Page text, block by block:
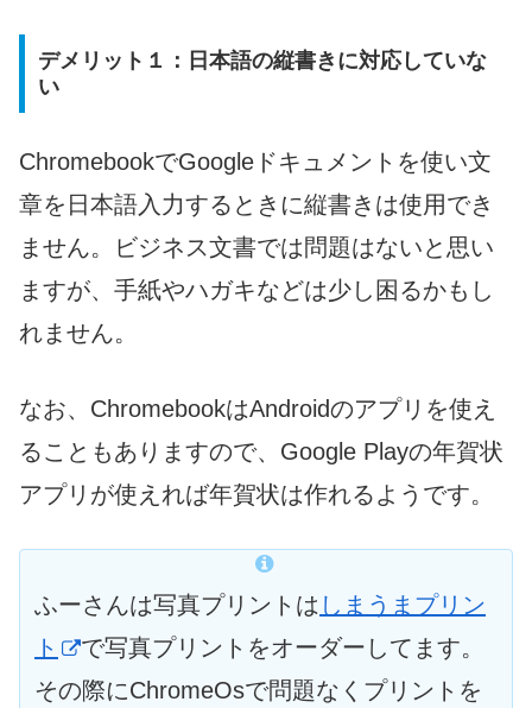
デメリット１：日本語の縦書きに対応していな
い
ChromebookでGoogleドキュメントを使い文
章を日本語入力するときに縦書きは使用でき
ません。ビジネス文書では問題はないと思い
ますが、手紙やハガキなどは少し困るかもし
れません。
なお、ChromebookはAndroidのアプリを使え
ることもありますので、Google Playの年賀状
アプリが使えれば年賀状は作れるようです。
ふーさんは写真プリントは しまうまプリン
ト
で写真プリントをオーダーしてます。
その際にChromeOsで問題なくプリントを